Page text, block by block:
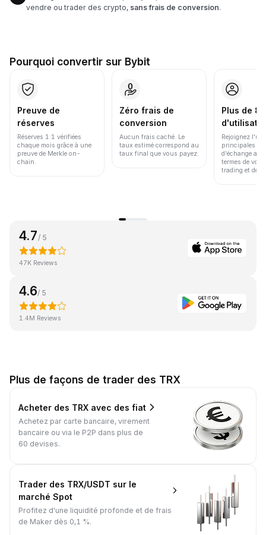
vendre ou trader des crypto, sans frais de conversion.
Pourquoi convertir sur Bybit
Preuve de
réserves
Réserves 1:1 vérifiées
chaque mois grâce à une
preuve de Merkle on-
chain.
Zéro frais de
conversion
Aucun frais caché. Le
taux estimé correspond au
taux final que vous payez.
Plus de
Rejoignez
principales
d'échange au
termes de
trading et de
4.7 / 5
47K Reviews
4.6/ 5
1.4M Reviews
Plus de façons de trader des TRX
Acheter des TRX avec des fiat
Achetez par carte bancaire, virement
bancaire ou via le P2P dans plus de
60 devises.
Trader des TRX/USDT sur le
marché Spot
Profitez d'une liquidité profonde et de frais
de Maker dès 0,1 %.